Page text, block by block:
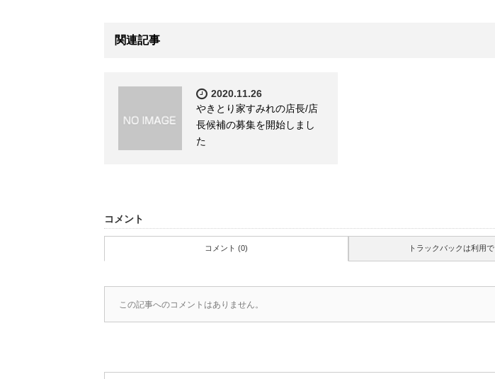
関連記事
2020.11.26
やきとり家すみれの店長/店
長候補の募集を開始しまし
た
コメント
コメント (0) トラックバックは利用で
この記事へのコメントはありません。